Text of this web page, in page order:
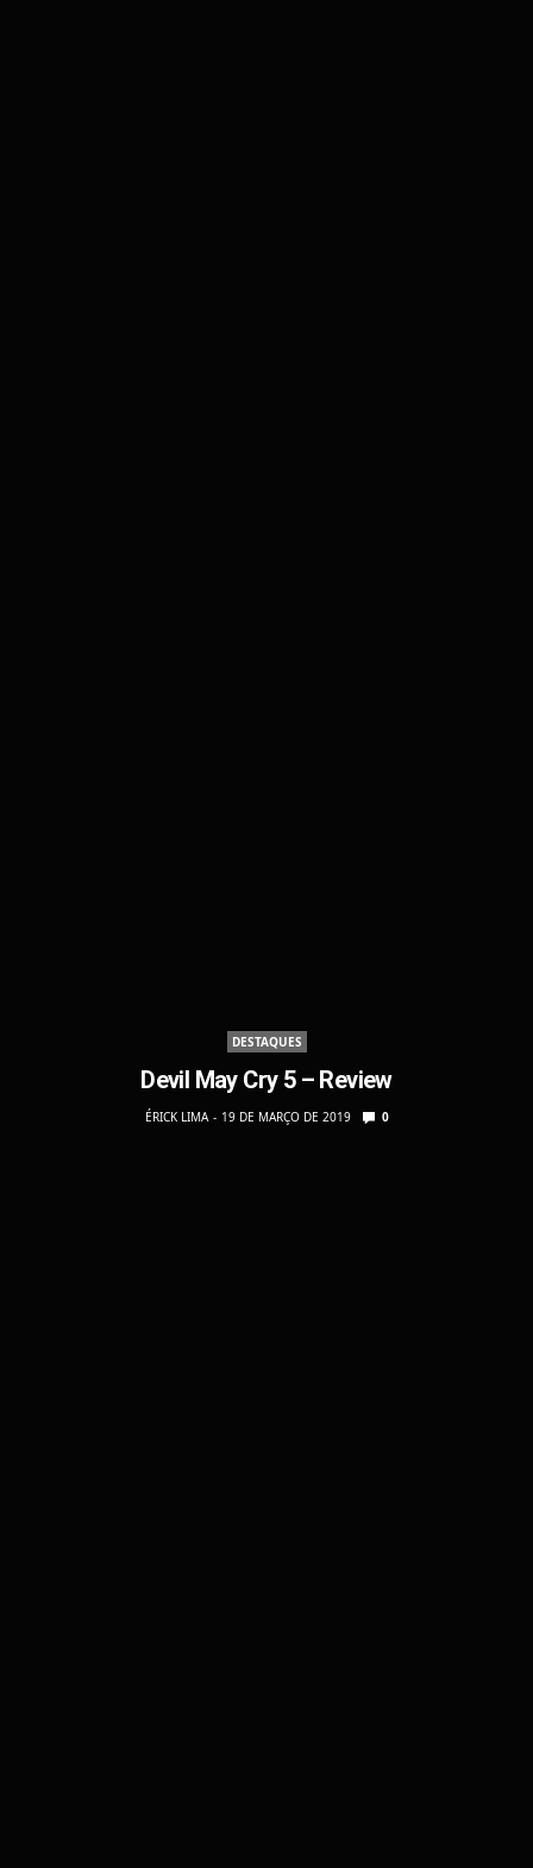
DESTAQUES
Devil May Cry 5 – Review
ÉRICK LIMA 19 DE MARÇO DE 2019 0